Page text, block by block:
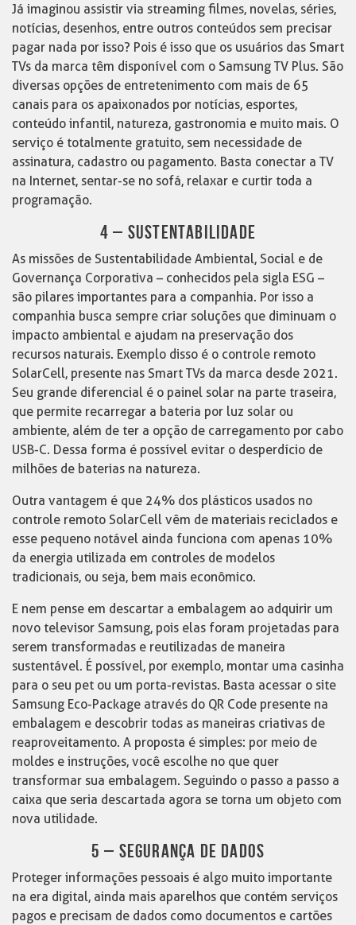
Já imaginou assistir via streaming filmes, novelas, séries,
notícias, desenhos, entre outros conteúdos sem precisar
pagar nada por isso? Pois é isso que os usuários das Smart
TVs da marca têm disponível com o Samsung TV Plus. São
diversas opções de entretenimento com mais de 65
canais para os apaixonados por notícias, esportes,
conteúdo infantil, natureza, gastronomia e muito mais. O
serviço é totalmente gratuito, sem necessidade de
assinatura, cadastro ou pagamento. Basta conectar a TV
na Internet, sentar-se no sofá, relaxar e curtir toda a
programação.
4 – SUSTENTABILIDADE
As missões de Sustentabilidade Ambiental, Social e de
Governança Corporativa – conhecidos pela sigla ESG –
são pilares importantes para a companhia. Por isso a
companhia busca sempre criar soluções que diminuam o
impacto ambiental e ajudam na preservação dos
recursos naturais. Exemplo disso é o controle remoto
SolarCell, presente nas Smart TVs da marca desde 2021.
Seu grande diferencial é o painel solar na parte traseira,
que permite recarregar a bateria por luz solar ou
ambiente, além de ter a opção de carregamento por cabo
USB-C. Dessa forma é possível evitar o desperdício de
milhões de baterias na natureza.
Outra vantagem é que 24% dos plásticos usados no
controle remoto SolarCell vêm de materiais reciclados e
esse pequeno notável ainda funciona com apenas 10%
da energia utilizada em controles de modelos
tradicionais, ou seja, bem mais econômico.
E nem pense em descartar a embalagem ao adquirir um
novo televisor Samsung, pois elas foram projetadas para
serem transformadas e reutilizadas de maneira
sustentável. É possível, por exemplo, montar uma casinha
para o seu pet ou um porta-revistas. Basta acessar o site
Samsung Eco-Package através do QR Code presente na
embalagem e descobrir todas as maneiras criativas de
reaproveitamento. A proposta é simples: por meio de
moldes e instruções, você escolhe no que quer
transformar sua embalagem. Seguindo o passo a passo a
caixa que seria descartada agora se torna um objeto com
nova utilidade.
5 – SEGURANÇA DE DADOS
Proteger informações pessoais é algo muito importante
na era digital, ainda mais aparelhos que contém serviços
pagos e precisam de dados como documentos e cartões